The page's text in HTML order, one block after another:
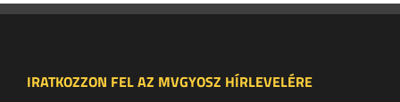
IRATKOZZON FEL AZ MVGYOSZ HÍRLEVELÉRE